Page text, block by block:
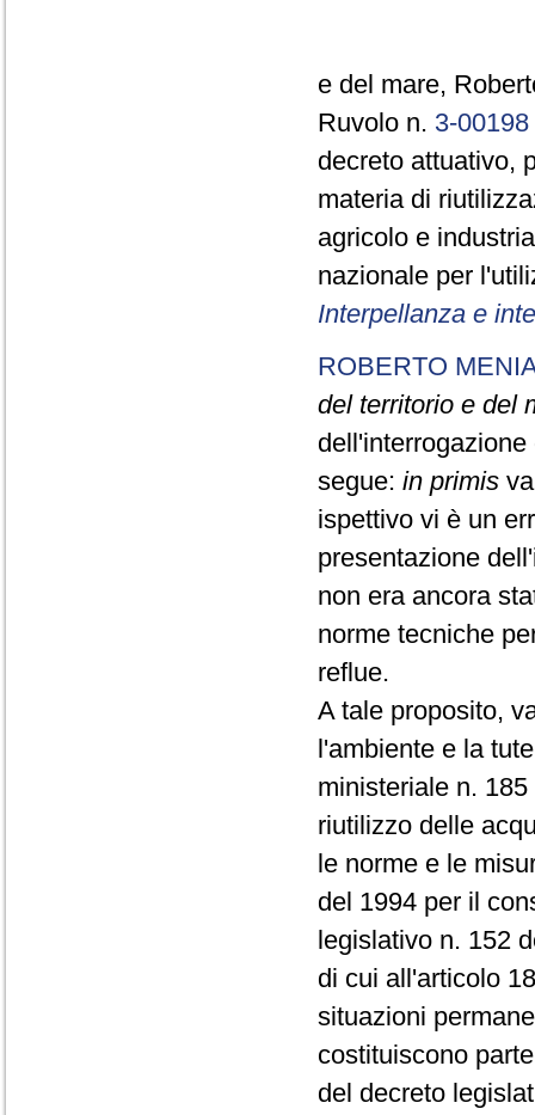
e del mare,
Ruvolo n. 3-00198
decreto attuativo,
materia di
agricolo e
nazionale per
Interpellanza e
ROBERTO
del territorio e del
segue: in primis
ispettivo vi è un
presentazione
non era ancora
norme tecniche
reflue.
A tale proposito,
l'ambiente e la
ministeriale n.
riutilizzo delle
le norme e le
del 1994 per il
legislativo n. 152
di cui all'articolo
situazioni
costituiscono
del decreto